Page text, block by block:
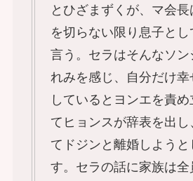
とひざまずくが、マ会
を切らない限り息子とし
言う。セラはそんなソ
れみを感じ、自分だけ幸
しているとヨンエを責
てヒョンスが辞表を出
てドジンと離婚しよう
す。セラの話に家族は全